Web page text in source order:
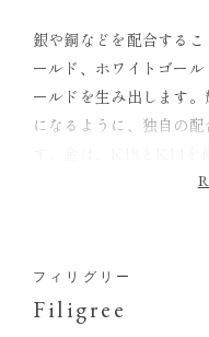
銀や銅などを配合する
ールド、ホワイトゴー
ールドを生み出します
になるように、独自の
※金同士を接着している部分
フィリグリー
Filigree